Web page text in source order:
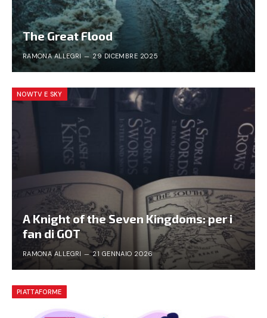
The Great Flood
RAMONA ALLEGRI 29 DICEMBRE 2025
NOWTV E SKY
A Knight of the Seven Kingdoms: per i
fan di GOT
RAMONA ALLEGRI 21 GENNAIO 2026
PIATTAFORME